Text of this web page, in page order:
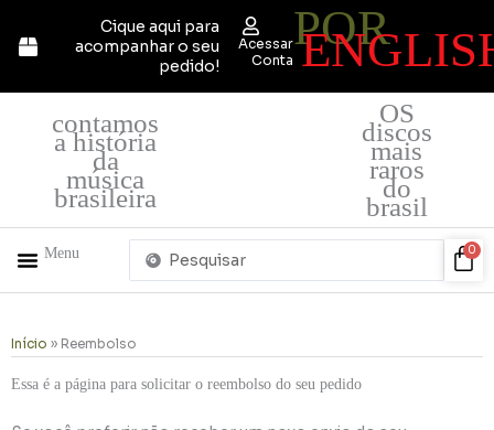
para
Cique aqui para
acompanhar o seu
pedido!
Acessar
Conta
POR
contamos
a história
da
música
brasileira
OS
discos
mais
raros
do
brasil
Menu
Pesquisar
0
Início » Reembolso
Essa é a página para solicitar o reembolso do seu pedido